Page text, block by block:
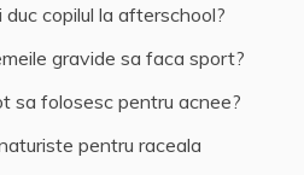
copilul la afterschool?
gravide sa faca sport?
sa folosesc pentru acnee?
pentru raceala